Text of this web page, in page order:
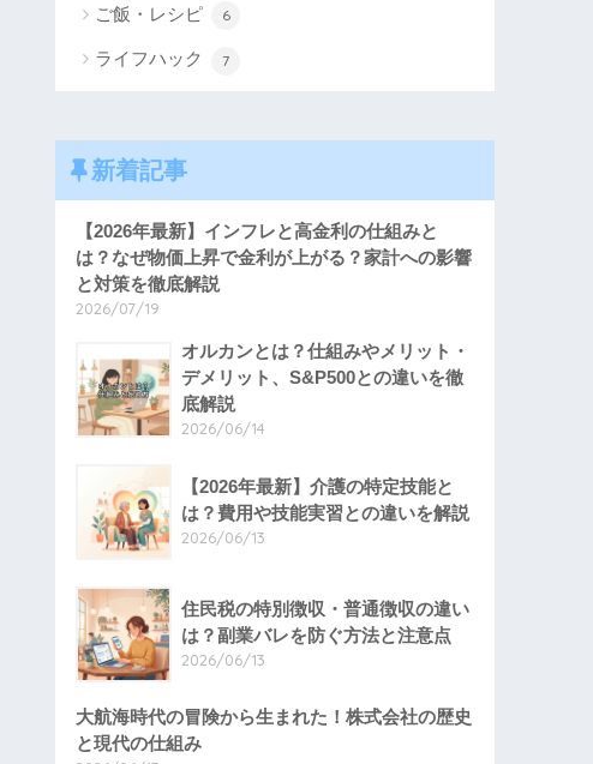
ご飯・レシピ 6
ライフハック 7
新着記事
【2026年最新】インフレと高金利の仕組みと
は？なぜ物価上昇で金利が上がる？家計への影響
と対策を徹底解説
2026/07/19
オルカンとは？仕組みやメリット・
デメリット、S&P500との違いを徹
底解説
2026/06/14
【2026年最新】介護の特定技能と
は？費用や技能実習との違いを解説
2026/06/13
住民税の特別徴収・普通徴収の違い
は？副業バレを防ぐ方法と注意点
2026/06/13
大航海時代の冒険から生まれた！株式会社の歴史
と現代の仕組み